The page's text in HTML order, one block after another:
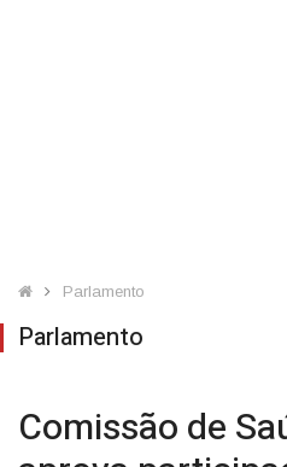
Parlamento
Parlamento
Comissão de